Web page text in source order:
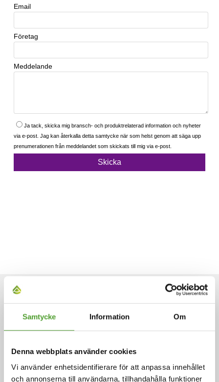
Samtycke Information Om
Denna webbplats använder cookies
Vi använder enhetsidentifierare för att anpassa innehållet
och annonserna till användarna, tillhandahålla funktioner
ARTIKLAR